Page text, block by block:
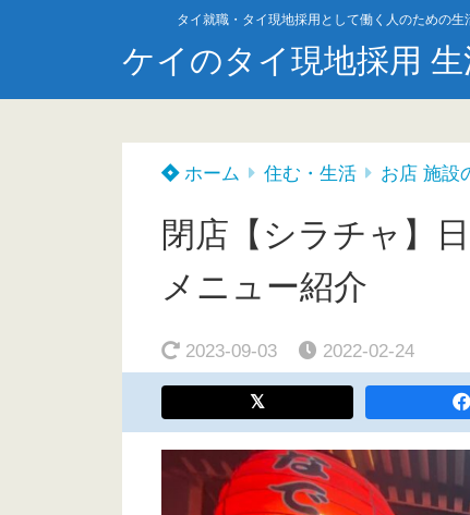
タイ就職・タイ現地採用として働く人のための生
ケイのタイ現地採用
ホーム 住む・生活 お店 施設
閉店【シラチャ】
メニュー紹介
2023-09-03 2022-02-24